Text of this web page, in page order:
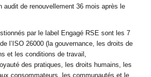
audit de renouvellement 36 mois après le
par le label Engagé RSE sont les 7
l’ISO 26000 (la gouvernance, les droits de
et les conditions de travail,
des pratiques, les droits humains, les
consommateurs, les communautés et le